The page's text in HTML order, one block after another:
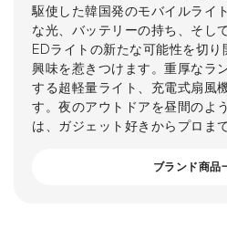
駆使した韓国発のモバイルライ
な光、バッテリーの持ち、そし
EDライトの新たな可能性を切
興味を惹きつけます。重厚なラ
する超軽量ライト、充電式扇風
す。夜のアウトドアを昼間のよ
は、ガジェット好きからプロま
ブランド商品